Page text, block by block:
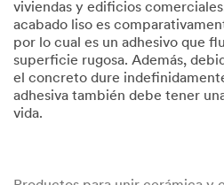
viviendas y edificios
acabado liso es
por lo cual es un adhesivo que
superficie rugosa. Además,
el concreto dure
adhesiva también debe tener
vida.